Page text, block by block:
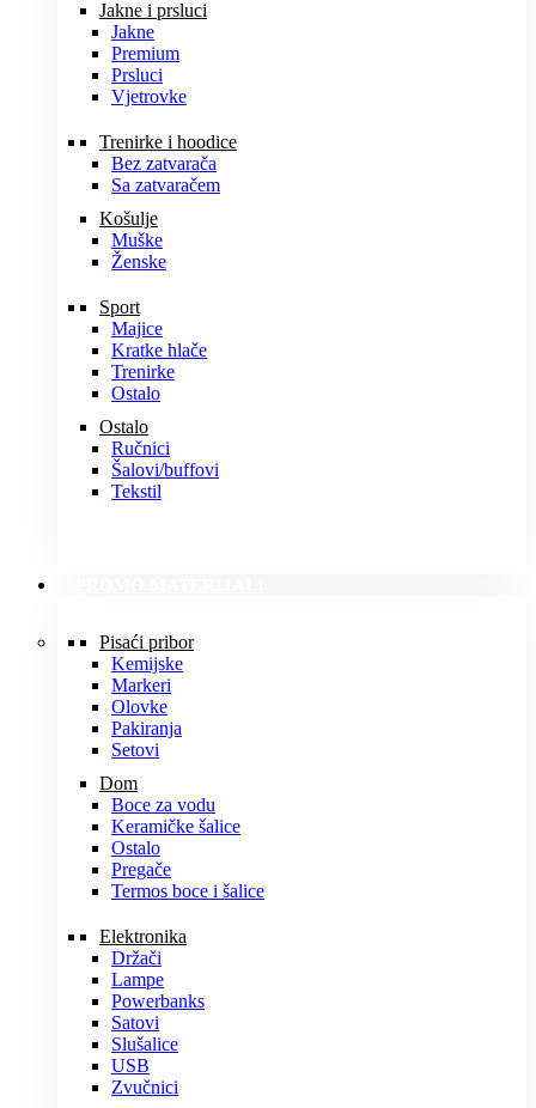
Jakne i prsluci
Jakne
Premium
Prsluci
Vjetrovke
Trenirke i hoodice
Bez zatvarača
Sa zatvaračem
Košulje
Muške
Ženske
Sport
Majice
Kratke hlače
Trenirke
Ostalo
Ostalo
Ručnici
Šalovi/buffovi
Tekstil
Pisaći pribor
Kemijske
Markeri
Olovke
Pakiranja
Setovi
Dom
Boce za vodu
Keramičke šalice
Ostalo
Pregače
Termos boce i šalice
Elektronika
Držači
Lampe
Powerbanks
Satovi
Slušalice
USB
Zvučnici